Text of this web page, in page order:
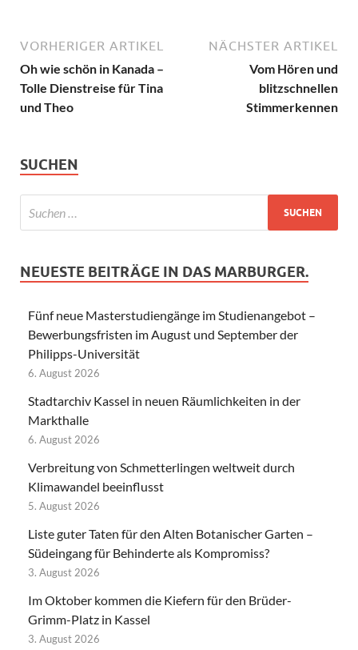
VORHERIGER ARTIKEL
Oh wie schön in Kanada –
Tolle Dienstreise für Tina
und Theo
NÄCHSTER ARTIKEL
Vom Hören und
blitzschnellen
Stimmerkennen
SUCHEN
NEUESTE BEITRÄGE IN DAS MARBURGER.
Fünf neue Masterstudiengänge im Studienangebot –
Bewerbungsfristen im August und September der
Philipps-Universität
6. August 2026
Stadtarchiv Kassel in neuen Räumlichkeiten in der
Markthalle
6. August 2026
Verbreitung von Schmetterlingen weltweit durch
Klimawandel beeinflusst
5. August 2026
Liste guter Taten für den Alten Botanischer Garten –
Südeingang für Behinderte als Kompromiss?
3. August 2026
Im Oktober kommen die Kiefern für den Brüder-
Grimm-Platz in Kassel
3. August 2026